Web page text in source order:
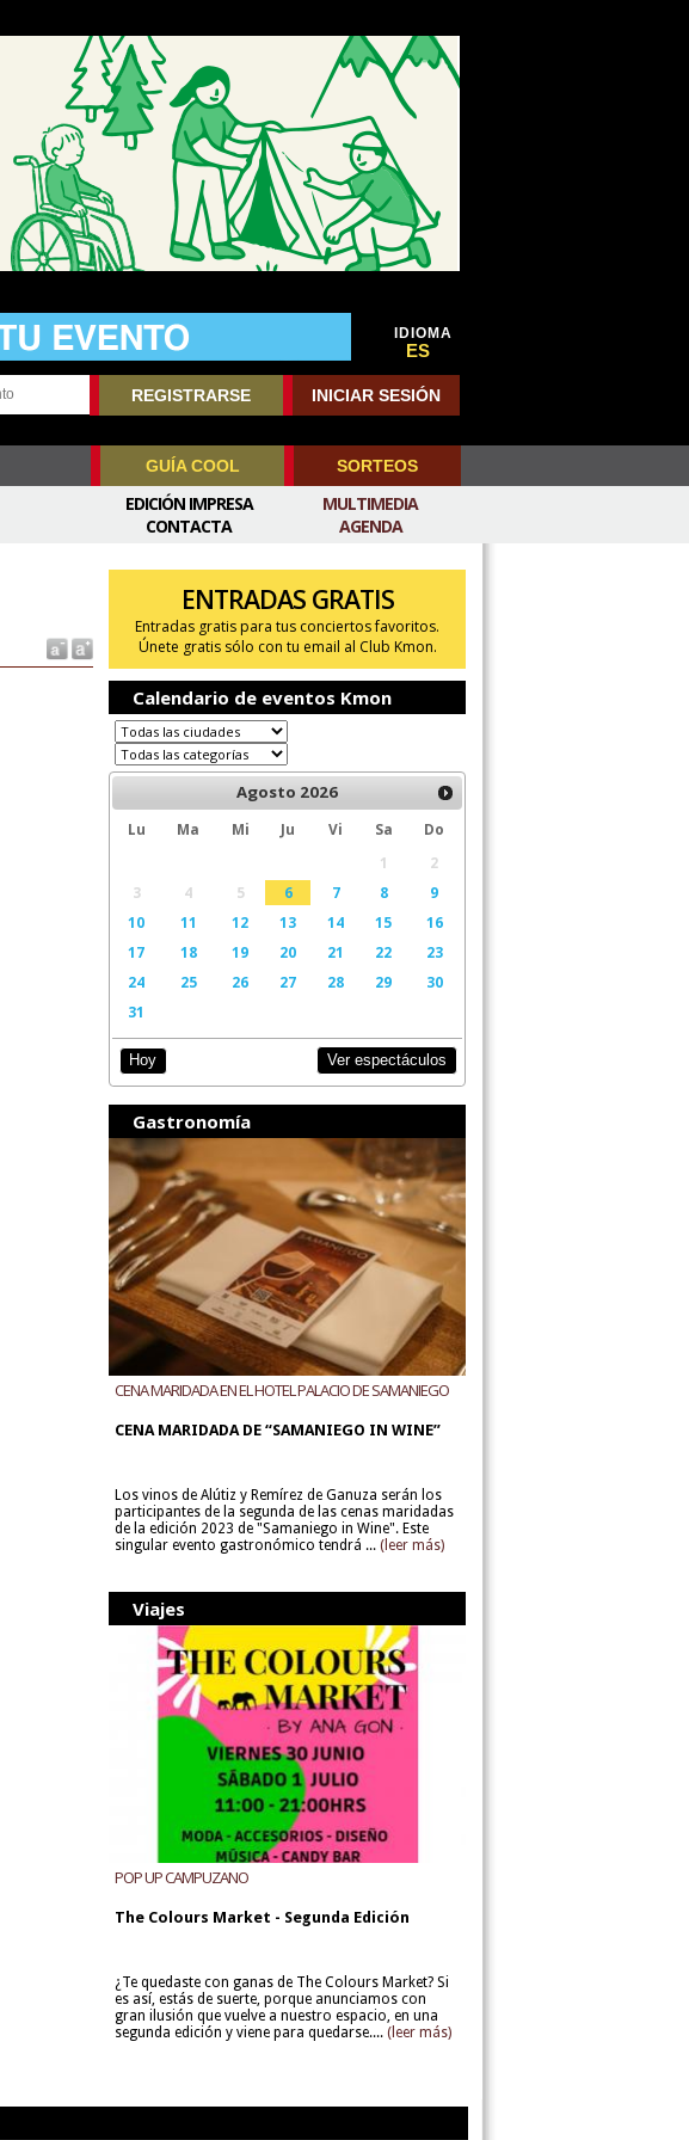
IDIOMA
ES
REGISTRARSE INICIAR SESIÓN
GUÍA COOL SORTEOS
MULTIMEDIA
AGENDA
EDICIÓN IMPRESA
CONTACTA
ENTRADAS GRATIS
Entradas gratis para tus conciertos favoritos.
Únete gratis sólo con tu email al Club Kmon.
Calendario de eventos Kmon
Agosto 2026
Lu Ma Mi Ju Vi Sa
Do
1
2
3
4 5 6 7 8
9
10
11 12 13 14 15
16
17
18 19 20 21 22
23
24
25 26 27 28 29
30
31
Hoy Ver espectáculos
Gastronomía
CENA MARIDADA EN EL HOTEL PALACIO DE SAMANIEGO
CENA MARIDADA DE “SAMANIEGO IN WINE”
Los vinos de Alútiz y Remírez de Ganuza serán los
participantes de la segunda de las cenas maridadas
de la edición 2023 de "Samaniego in Wine". Este
singular evento gastronómico tendrá ... (leer más)
Viajes
POP UP CAMPUZANO
The Colours Market - Segunda Edición
¿Te quedaste con ganas de The Colours Market? Si
es así, estás de suerte, porque anunciamos con
gran ilusión que vuelve a nuestro espacio, en una
segunda edición y viene para quedarse.... (leer más)